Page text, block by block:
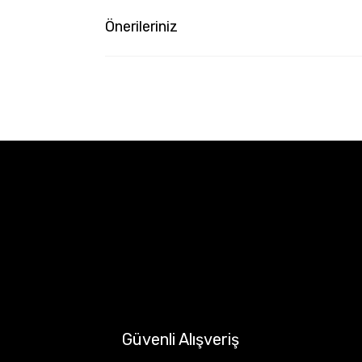
Önerileriniz
Güvenli Alışveriş